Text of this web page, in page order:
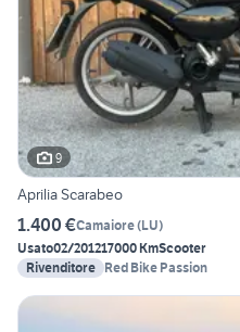
9
Aprilia Scarabeo
1.400 €Camaiore(LU)
Usato02/201217000 KmScooter
Rivenditore Red Bike Passion